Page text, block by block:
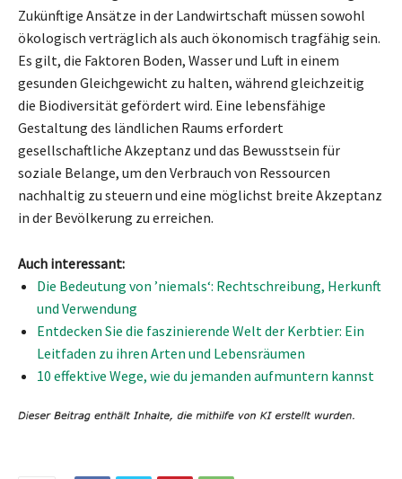
Zukünftige Ansätze in der Landwirtschaft müssen sowohl
ökologisch verträglich als auch ökonomisch tragfähig sein.
Es gilt, die Faktoren Boden, Wasser und Luft in einem
gesunden Gleichgewicht zu halten, während gleichzeitig
die Biodiversität gefördert wird. Eine lebensfähige
Gestaltung des ländlichen Raums erfordert
gesellschaftliche Akzeptanz und das Bewusstsein für
soziale Belange, um den Verbrauch von Ressourcen
nachhaltig zu steuern und eine möglichst breite Akzeptanz
in der Bevölkerung zu erreichen.
Auch interessant:
Die Bedeutung von ’niemals‘: Rechtschreibung, Herkunft
und Verwendung
Entdecken Sie die faszinierende Welt der Kerbtier: Ein
Leitfaden zu ihren Arten und Lebensräumen
10 effektive Wege, wie du jemanden aufmuntern kannst